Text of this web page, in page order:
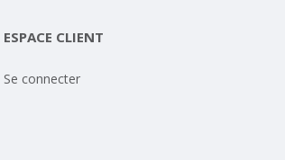
ESPACE CLIENT
Se connecter